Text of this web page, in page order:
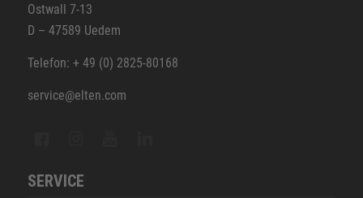
Ostwall 7-13
D – 47589 Uedem
Telefon: + 49 (0) 2825-80168
service@elten.com
SERVICE